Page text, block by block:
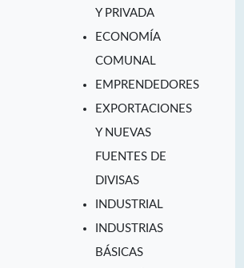
Y PRIVADA
ECONOMÍA
COMUNAL
EMPRENDEDORES
EXPORTACIONES
Y NUEVAS
FUENTES DE
DIVISAS
INDUSTRIAL
INDUSTRIAS
BÁSICAS